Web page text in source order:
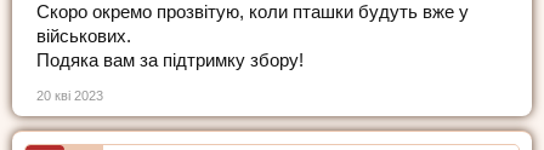
Скоро окремо прозвітую, коли пташки будуть вже у
військових.
Подяка вам за підтримку збору!
20 кві 2023